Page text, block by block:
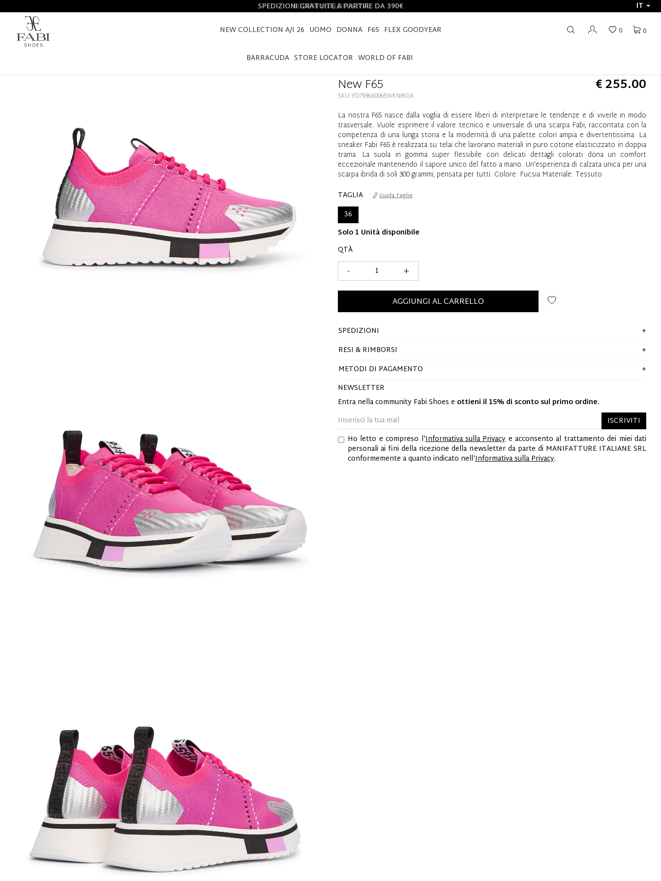
SPEDIZIONI GRATUITE A PARTIRE DA 390€
IT
NEW COLLECTION A/I 26 UOMO DONNA F65 FLEX GOODYEAR
BARRACUDA STORE LOCATOR WORLD OF FABI
0
0
HOME NEW F65
New F65 € 255.00
SKU: FD7936X0065WKNIROA
La nostra F65 nasce dalla voglia di essere liberi di interpretare le tendenze e di viverle in modo
trasversale. Vuole esprimere il valore tecnico e universale di una scarpa Fabi, raccontata con la
competenza di una lunga storia e la modernità di una palette colori ampia e divertentissima. La
sneaker Fabi F65 è realizzata su telai che lavorano materiali in puro cotone elasticizzato in doppia
trama. La suola in gomma super flessibile con delicati dettagli colorati dona un comfort
eccezionale mantenendo il sapore unico del fatto a mano. Un'esperienza di calzata unica per una
scarpa ibrida di soli 300 grammi, pensata per tutti. Colore: Fucsia Materiale: Tessuto
TAGLIA
Guida Taglie
36
Solo 1 Unità disponibile
QTÀ
+
-
AGGIUNGI AL CARRELLO
SPEDIZIONI
RESI & RIMBORSI
METODI DI PAGAMENTO
NEWSLETTER
Entra nella community Fabi Shoes e ottieni il 15% di sconto sul primo ordine.
ISCRIVITI
Ho letto e compreso l'Informativa sulla Privacye acconsento al trattamento dei miei dati
personali ai fini della ricezione della newsletter da parte di MANIFATTURE ITALIANE SRL
conformemente a quanto indicato nell’Informativa sulla Privacy.